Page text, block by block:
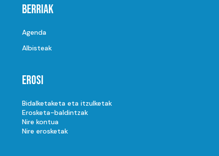
Berriak
Agenda
Albisteak
Erosi
Bidalketaketa eta itzulketak
Erosketa-baldintzak
Nire kontua
Nire erosketak